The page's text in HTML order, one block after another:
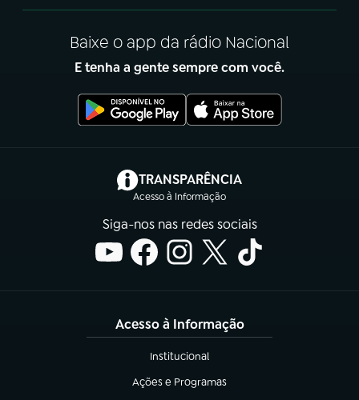
Baixe o app da rádio Nacional
E tenha a gente sempre com você.
TRANSPARÊNCIA
Acesso à Informação
(abre em nova aba)
Siga-nos nas redes sociais
Acesso à Informação
Institucional
(abre em nova aba)
Ações e Programas
(abre em nova aba)